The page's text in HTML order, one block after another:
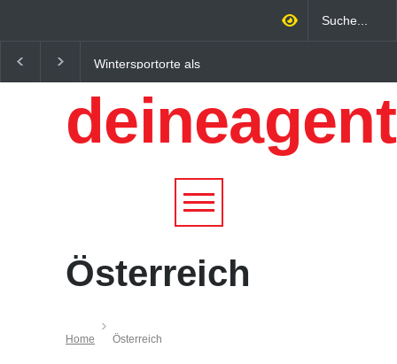
Wintersportorte als
Wirtschaftsfaktor: Wie
Alpenregionen von
Qualitätstourismus
profitieren
digitalen Zeitalter:
Unternehmen
wachsen lässt
Österreich
Home Österreich